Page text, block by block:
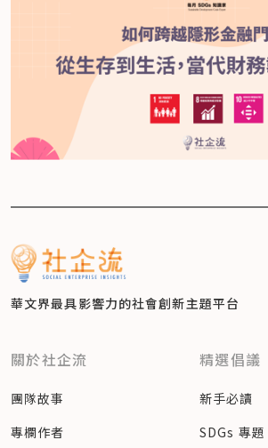
華文界最具影響力的社會創新主題平台
關於社企流
團隊故事
專欄作者
精選倡議
新手必讀
SDGs 專題